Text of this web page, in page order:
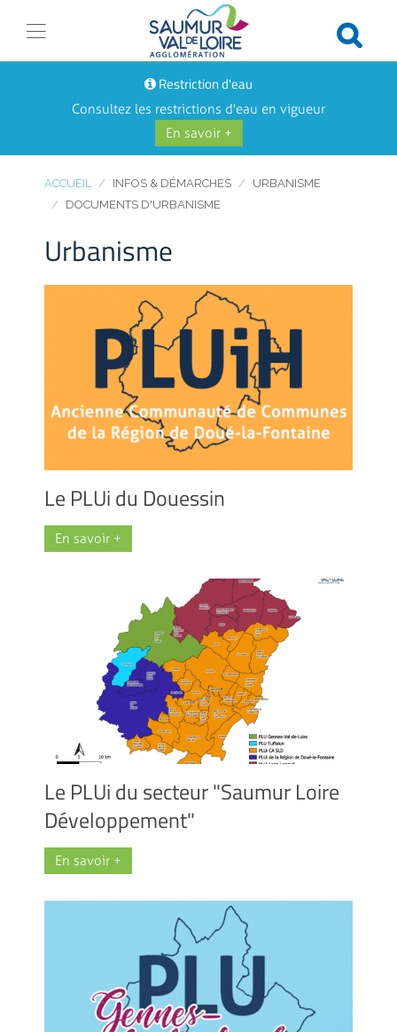
Restriction d'eau
Consultez les restrictions d'eau en vigueur
En savoir +
ACCUEIL INFOS & DÉMARCHES
URBANISME
DOCUMENTS D'URBANISME
Urbanisme
Le PLUi du Douessin
En savoir +
Le PLUi du secteur "Saumur Loire
Développement"
En savoir +